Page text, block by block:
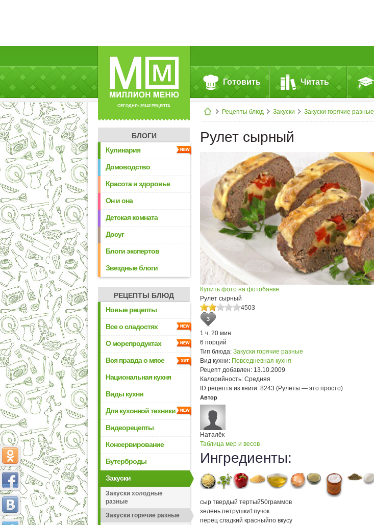
СЕГОДНЯ: 39142 РЕЦЕПТА
Готовить Читать
Рецепты блюд Закуски Закуски горячие разные
БЛОГИ
Кулинария
Домоводство
Красота и здоровье
Он и она
Детская комната
Досуг
Блоги экспертов
Звездные блоги
РЕЦЕПТЫ БЛЮД
Новые рецепты
Все о сладостях
О морепродуктах
Вся правда о мясе
Национальная кухня
Виды кухни
Для кухонной техники
Видеорецепты
Консервирование
Бутерброды
Закуски
Закуски холодные
разные
Закуски горячие разные
Рулет сырный
Купить фото на фотобанке
Рулет сырный
4503
3
1 ч. 20 мин.
6 порций
Тип блюда: Закуски горячие разные
Вид кухни: Повседневная кухня
Рецепт добавлен: 13.10.2009
Калорийность: Средняя
ID рецепта из книги: 8243 (Рулеты — это просто)
Автор
Наталёк
Таблица мер и весов
Ингредиенты:
сыр твердый тертый50граммов
зелень петрушки1пучок
перец сладкий красныйпо вкусу